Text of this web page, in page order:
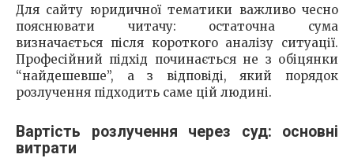
Для сайту юридичної тематики важливо чесно
пояснювати читачу: остаточна сума
визначається після короткого аналізу ситуації.
Професійний підхід починається не з обіцянки
“найдешевше”, а з відповіді, який порядок
розлучення підходить саме цій людині.
Вартість розлучення через суд: основні
витрати